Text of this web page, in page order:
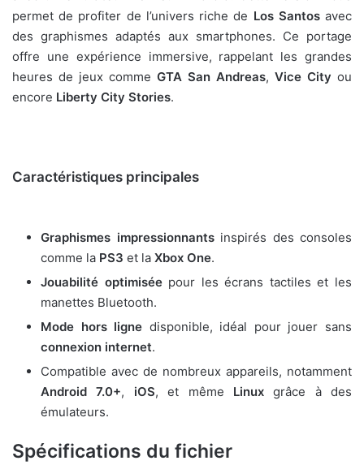
permet de profiter de l’univers riche de Los Santosavec
des graphismes adaptés aux smartphones. Ce portage
offre une expérience immersive, rappelant les grandes
heures de jeux comme GTA San Andreas, Vice City ou
encore Liberty City Stories.
Caractéristiques principales
Graphismes impressionnantsinspirés des consoles
comme la PS3 et la Xbox One.
Jouabilité optimiséepour les écrans tactiles et les
manettes Bluetooth.
Mode hors ligne disponible, idéal pour jouer sans
connexion internet.
Compatible avec de nombreux appareils, notamment
Android 7.0+, iOS, et même Linuxgrâce à des
émulateurs.
Spécifications du fichier